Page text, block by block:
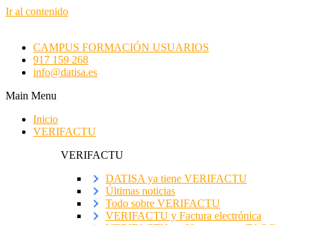
Ir al contenido
CAMPUS FORMACIÓN USUARIOS
917 159 268
info@datisa.es
Main Menu
Inicio
VERIFACTU
VERIFACTU
DATISA ya tiene VERIFACTU
Últimas noticias
Todo sobre VERIFACTU
VERIFACTU y Factura electrónica